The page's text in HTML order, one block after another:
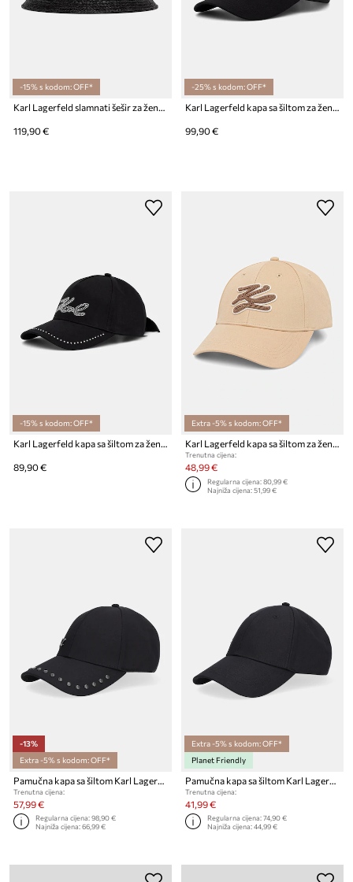
-15% s kodom: OFF*
Karl Lagerfeld slamnati šešir za žene K/AUTOGRAPH
119,90 €
-25% s kodom: OFF*
Karl Lagerfeld kapa sa šiltom za žene pamučna IKON
99,90 €
-15% s kodom: OFF*
Karl Lagerfeld kapa sa šiltom za žene pamučna K/SIGNATURE
89,90 €
Extra -5% s kodom: OFF*
Karl Lagerfeld kapa sa šiltom za žene pamučna K/AUTOGRAPH
Trenutna cijena:
48,99 €
Regularna cijena:80,99 €
Najniža cijena:51,99 €
-13%
Extra -5% s kodom: OFF*
Trenutna cijena:
57,99 €
Regularna cijena:98,90 €
Najniža cijena:66,99 €
Extra -5% s kodom: OFF*
Planet Friendly
Trenutna cijena:
41,99 €
Regularna cijena:74,90 €
Najniža cijena:44,99 €